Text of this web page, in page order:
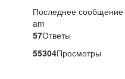
Последнее сообщение
am
57Ответы
55304Просмотры